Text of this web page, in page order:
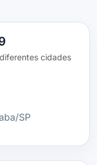
cidades
SP